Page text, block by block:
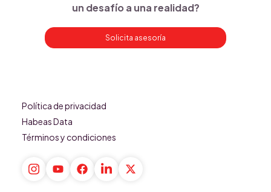
un desafío a una realidad?
Solicita asesoría
Política de privacidad
Habeas Data
Términos y condiciones